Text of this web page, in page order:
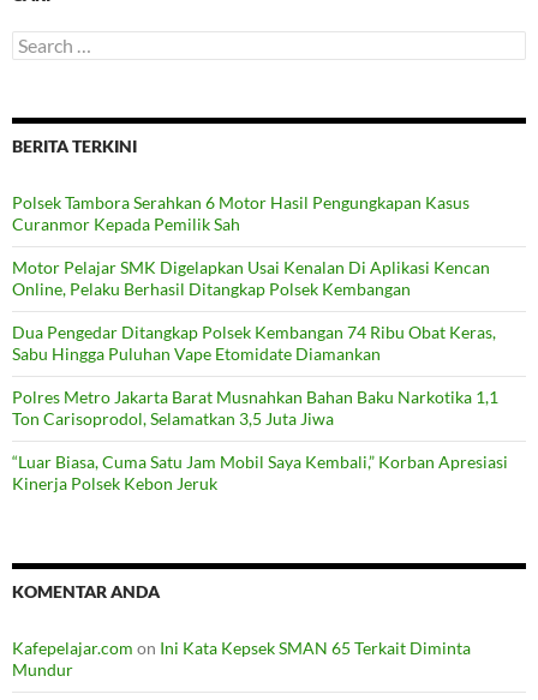
Search
for:
BERITA TERKINI
Polsek Tambora Serahkan 6 Motor Hasil Pengungkapan Kasus
Curanmor Kepada Pemilik Sah
Motor Pelajar SMK Digelapkan Usai Kenalan Di Aplikasi Kencan
Online, Pelaku Berhasil Ditangkap Polsek Kembangan
Dua Pengedar Ditangkap Polsek Kembangan 74 Ribu Obat Keras,
Sabu Hingga Puluhan Vape Etomidate Diamankan
Polres Metro Jakarta Barat Musnahkan Bahan Baku Narkotika 1,1
Ton Carisoprodol, Selamatkan 3,5 Juta Jiwa
“Luar Biasa, Cuma Satu Jam Mobil Saya Kembali,” Korban Apresiasi
Kinerja Polsek Kebon Jeruk
KOMENTAR ANDA
Kafepelajar.com on Ini Kata Kepsek SMAN 65 Terkait Diminta
Mundur